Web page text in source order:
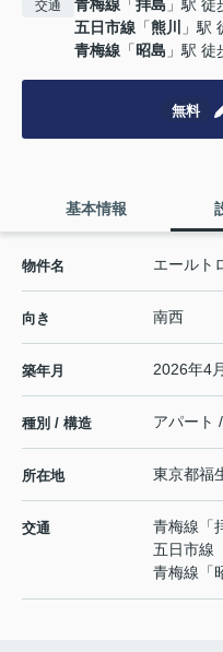
交通 青梅線 「拝島 」駅 徒
五日市線 「熊川
」駅
青梅線 「昭島 」駅 徒
無料
基本情報
物件名 エールト
向き 南西
築年月 2026年4
種別 / 構造 アパート
所在地 東京都福
交通 青梅線 「
五日市線
青梅線 「